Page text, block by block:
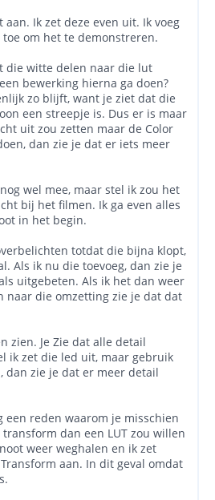
aan. Ik zet deze even uit. Ik voeg
om het te demonstreren.
die witte delen naar die lut
bewerking hierna ga doen?
zo blijft, want je ziet dat die
een streepje is. Dus er is maar
uit zou zetten maar de Color
dan zie je dat er iets meer
wel mee, maar stel ik zou het
bij het filmen. Ik ga even alles
in het begin.
totdat die bijna klopt,
Als ik nu die toevoeg, dan zie je
uitgebeten. Als ik het dan weer
naar die omzetting zie je dat dat
zien. Je Zie dat alle detail
ik zet die led uit, maar gebruik
dan zie je dat er meer detail
een reden waarom je misschien
dan een LUT zou willen
weer weghalen en ik zet
aan. In dit geval omdat